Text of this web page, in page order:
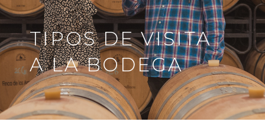
TIPOS DE VISITA
A LA BODEGA